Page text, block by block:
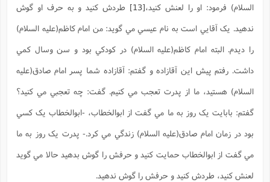
السلام) فرمود: او را لعنش کنيد،[13]
طردش کنيد و به حرف او گوش
ندهيد. يک آقايي است به نام عيسي مي گويد: من امام کاظم(علیه السلام)
را ديدم. البته امام کاظم(علیه السلام) در کودکي بود و سن وسال کمي
داشت. رفتم پيش اين آقازاده و گفتم: آقازاده شما پسر امام صادق(علیه
السلام) هستيد، ما از پدرت تعجب مي کنيم. گفت: چه تعجبي مي کنيد؟
گفتم: بابايت يک روز به ما مي گفت از ابوالخطاب، -ابوالخطاب يک کسي
بود در زمان امام صادق(علیه السلام) زندگي مي کرد.- پدرت يک روز به ما
مي گفت از ابوالخطاب حمايت کنيد و حرفش را گوش بدهيد حالا مي گويد
لعنش کنيد، طردش کنيد و حرفش را گوش ندهيد.